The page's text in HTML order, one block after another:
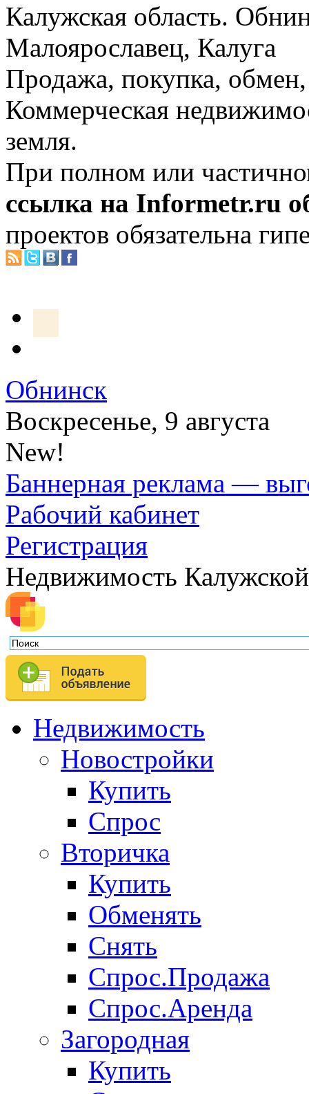
Калужская область.
Малоярославец, Калуга
Продажа, покупка, обмен,
Коммерческая
земля.
При полном или
ссылка на Informetr.ru
проектов обязательна
Обнинск
Воскресенье, 9 августа
New!
Баннерная реклама —
Рабочий кабинет
Регистрация
Недвижимость
Недвижимость
Новостройки
Купить
Спрос
Вторичка
Купить
Обменять
Снять
Спрос.Продажа
Спрос.Аренда
Загородная
Купить